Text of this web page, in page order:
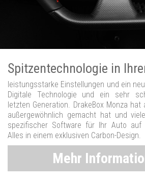
Spitzentechnologie in
leistungsstarke Einstellungen und ein
Digitale Technologie und ein sehr
letzten Generation. DrakeBox Monza hat
außergewöhnlich gemacht hat und
spezifischer Software für Ihr Auto auf
Alles in einem exklusiven Carbon-Design.
Mehr